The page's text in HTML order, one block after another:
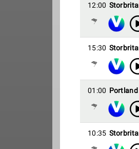
12:00
15:30
01:00 Portland
10:35